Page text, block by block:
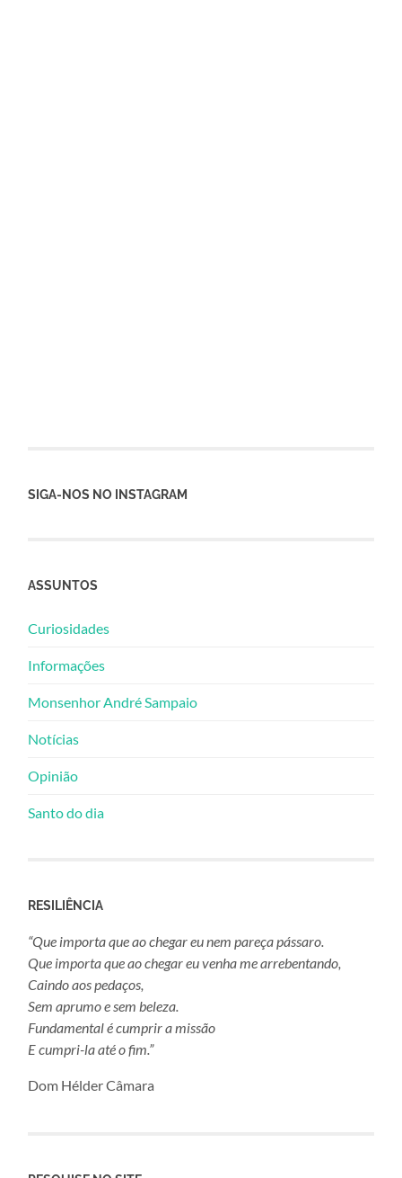
SIGA-NOS NO INSTAGRAM
ASSUNTOS
Curiosidades
Informações
Monsenhor André Sampaio
Notícias
Opinião
Santo do dia
RESILIÊNCIA
“Que importa que ao chegar eu nem pareça pássaro.
Que importa que ao chegar eu venha me arrebentando,
Caindo aos pedaços,
Sem aprumo e sem beleza.
Fundamental é cumprir a missão
E cumpri-la até o fim.”
Dom Hélder Câmara